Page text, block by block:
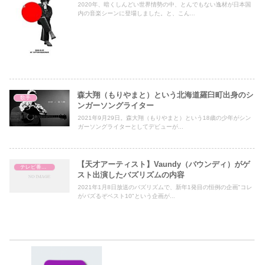
2020年、暗くしんどい世界情勢の中、とんでもない逸材が日本国
内の音楽シーンに登場しました。と、こん...
歌手
森大翔（もりやまと）という北海道羅臼町出身のシ
ンガーソングライター
2021年9月29日。森大翔（もりやまと）という18歳の少年がシン
ガーソングライターとしてデビューが...
【天才アーティスト】Vaundy（バウンディ）がゲ
スト出演したバズリズムの内容
2021年1月8日放送のバズリズムで、新年1発目の恒例の企画"コレ
がバズるぞベスト10"という企画が...